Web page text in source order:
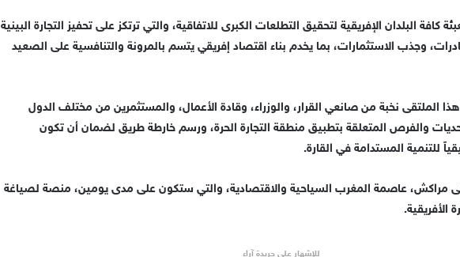
كافة البلدان الإفريقية لتحقيق التطلعات الكبرى للاتفاقية، والتي ترتكز على تحفيز التجارة البينية
وجذب الاستثمارات، بما يخدم بناء اقتصاد إفريقي يتسم بالمرونة والتنافسية على الصعيد
الملتقى نخبة من صانعي القرار، والوزراء، وقادة الأعمال، والمستثمرين من مختلف الدول
والفرص المتعلقة بتطبيق منطقة التجارة الحرة، ورسم خارطة طريق لضمان أن تكون
مراكش، عاصمة المغرب السياحية والاقتصادية، والتي ستكون على مدى يومين، منصة لصياغة
الأفريقية.
للإشهار على جريدة آراء